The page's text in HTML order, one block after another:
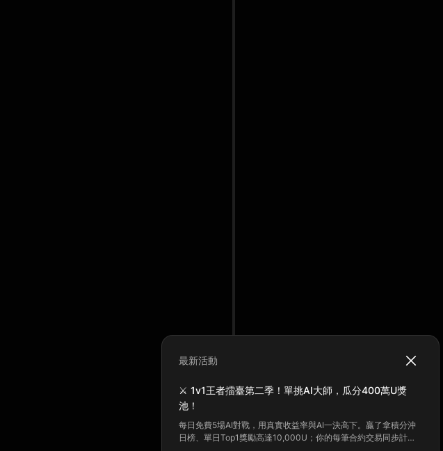
最新活動
⚔️ 1v1王者擂臺第二季！單挑AI大師，瓜分400萬U獎
池！
每日免費5場AI對戰，用真實收益率與AI一決高下。贏了拿積分沖
日榜、單日Top1獎勵高達10,000U；你的每筆合約交易同步計入